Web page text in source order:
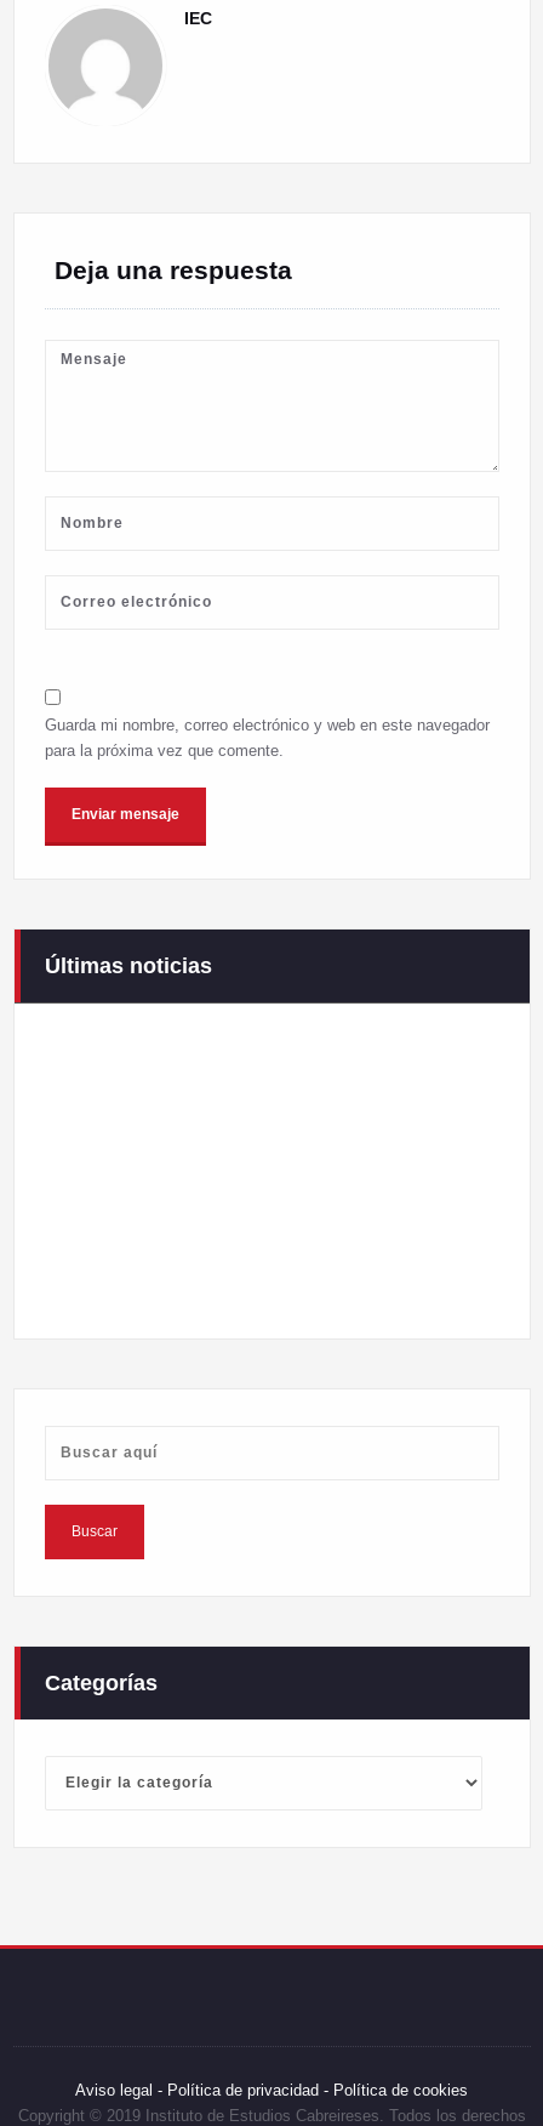
IEC
Deja una respuesta
Guarda mi nombre, correo electrónico y web en este navegador
para la próxima vez que comente.
Últimas noticias
Campaneirus 2026
Categorías
Aviso legal - Política de privacidad - Política de cookies
Copyright © 2019 Instituto de Estudios Cabreireses. Todos los derechos